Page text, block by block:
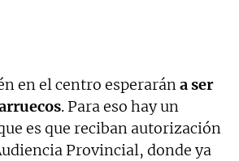
en el centro esperarána ser
. Para eso hay un
es que reciban autorización
Provincial, donde ya